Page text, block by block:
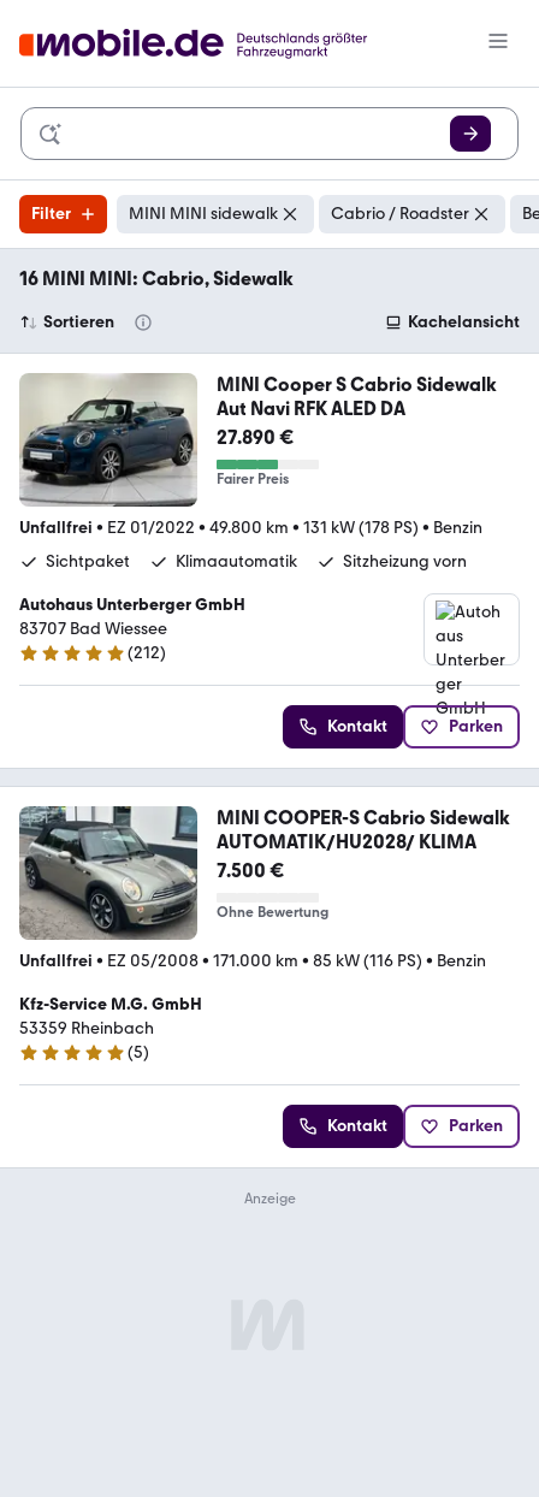
Filter MINI MINI sidewalk Cabrio / Roadster
16 MINI MINI: Cabrio, Sidewalk
Sortieren Kachelansicht
MINI Cooper S Cabrio Sidewalk
Aut Navi RFK ALED DA
27.890 €
Fairer Preis
Unfallfrei • EZ 01/2022 • 49.800 km • 131 kW (178 PS) • Benzin
Sichtpaket
Klimaautomatik Sitzheizung vorn
Autohaus Unterberger GmbH
83707 Bad Wiessee
4.8 Sterne
(212)
Kontakt Parken
MINI COOPER-S Cabrio Sidewalk
AUTOMATIK/HU2028/ KLIMA
7.500 €
Ohne Bewertung
Unfallfrei • EZ 05/2008• 171.000 km • 85 kW (116 PS) • Benzin
Kfz-Service M.G. GmbH
53359 Rheinbach
4.8 Sterne
(5)
Kontakt Parken